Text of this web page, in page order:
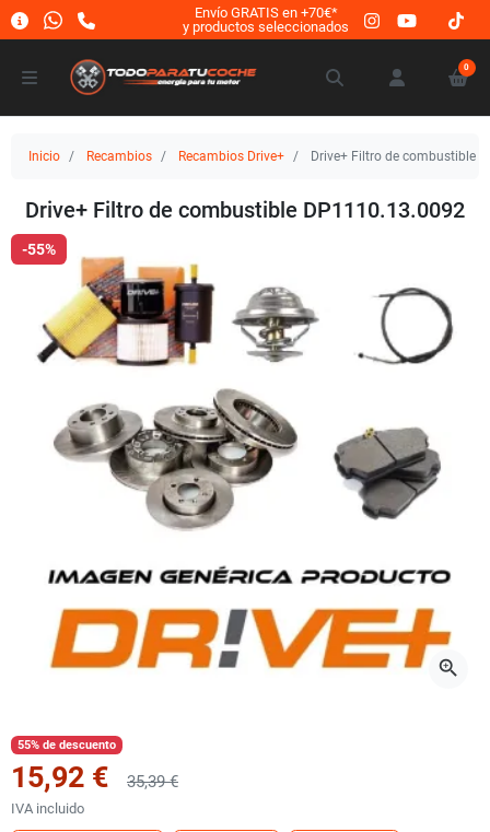
Envío GRATIS en +70€*
y productos seleccionados
0
Inicio Recambios Recambios Drive+ Drive+ Filtro de combustible
Drive+ Filtro de combustible DP1110.13.0092
-55%
zoom_in
55% de descuento
15,92 € 35,39 €
IVA incluido